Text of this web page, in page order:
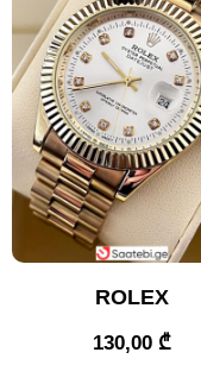
ROLEX
130,00 ₾